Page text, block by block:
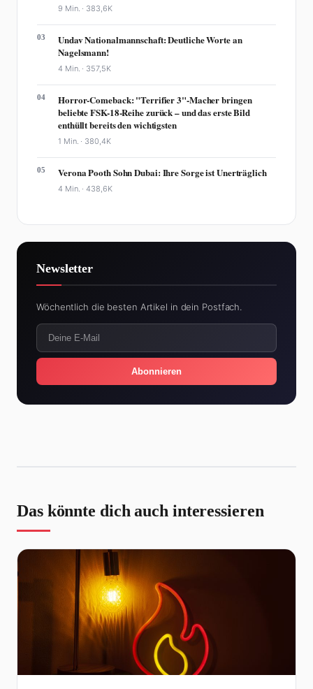
9 Min. · 383,6K
03
Undav Nationalmannschaft: Deutliche Worte an
Nagelsmann!
4 Min. · 357,5K
04
Horror-Comeback: "Terrifier 3"-Macher bringen
beliebte FSK-18-Reihe zurück – und das erste Bild
enthüllt bereits den wichtigsten
1 Min. · 380,4K
05 Verona Pooth Sohn Dubai: Ihre Sorge ist Unerträglich
4 Min. ·438,6K
Newsletter
Wöchentlich die besten Artikel in dein Postfach.
Abonnieren
Das könnte dich auch interessieren